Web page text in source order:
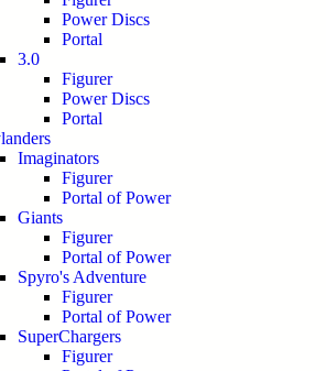
Power Discs
Portal
3.0
Figurer
Power Discs
Portal
Imaginators
Figurer
Portal of Power
Giants
Figurer
Portal of Power
Spyro's Adventure
Figurer
Portal of Power
SuperChargers
Figurer